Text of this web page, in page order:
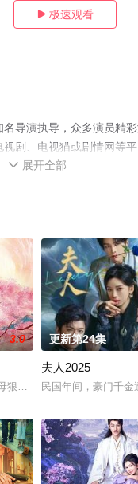
 极速观看
导演执导，众多演员精
剧、电视猫或剧情网等平
 展开全部
学校引起了轩然大波。他
3.0
狠狠压制了十几年，遭逢命
更新第24集
夫人2025
民国年间，豪门千